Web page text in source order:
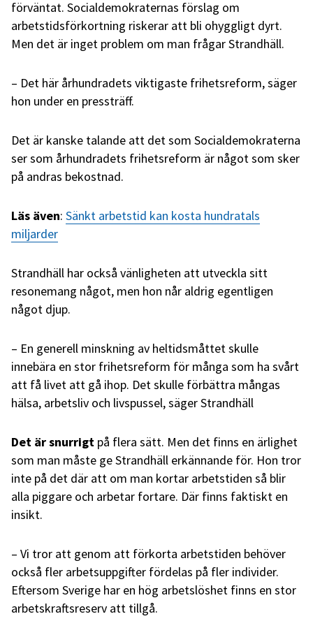
förväntat. Socialdemokraternas förslag om
arbetstidsförkortning riskerar att bli ohyggligt dyrt.
Men det är inget problem om man frågar Strandhäll.
– Det här århundradets viktigaste frihetsreform, säger
hon under en pressträff.
Det är kanske talande att det som Socialdemokraterna
ser som århundradets frihetsreform är något som sker
på andras bekostnad.
Läs även: Sänkt arbetstid kan kosta hundratals
miljarder
Strandhäll har också vänligheten att utveckla sitt
resonemang något, men hon når aldrig egentligen
något djup.
– En generell minskning av heltidsmåttet skulle
innebära en stor frihetsreform för många som ha svårt
att få livet att gå ihop. Det skulle förbättra mångas
hälsa, arbetsliv och livspussel, säger Strandhäll
Det är snurrigt på flera sätt. Men det finns en ärlighet
som man måste ge Strandhäll erkännande för. Hon tror
inte på det där att om man kortar arbetstiden så blir
alla piggare och arbetar fortare. Där finns faktiskt en
insikt.
– Vi tror att genom att förkorta arbetstiden behöver
också fler arbetsuppgifter fördelas på fler individer.
Eftersom Sverige har en hög arbetslöshet finns en stor
arbetskraftsreserv att tillgå.